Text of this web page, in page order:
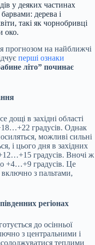
у деяких частинах
дерева і
такі як чорнобривці
око.
прогнозом на найближчі
перші ознаки
літо” починає
в західні області
градусів. Однак
можливі сильні
і цього дня в західних
градусів. Вночі ж
+4…+9 градусів. Це
включно з пальтами,
регіонах
до осінньої
з центральними і
теплими